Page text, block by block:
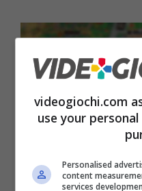
Nuovo videogioco di
videogiochi.com
use your
Personalised
content
services